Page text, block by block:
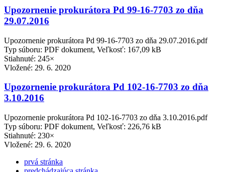
Upozornenie prokurátora Pd 99-16-7703 zo dňa
29.07.2016
Upozornenie prokurátora Pd 99-16-7703 zo dňa 29.07.2016.pdf
Typ súboru: PDF dokument, Veľkosť: 167,09 kB
Stiahnuté: 245×
Vložené: 29. 6. 2020
Upozornenie prokurátora Pd 102-16-7703 zo dňa
3.10.2016
Upozornenie prokurátora Pd 102-16-7703 zo dňa 3.10.2016.pdf
Typ súboru: PDF dokument, Veľkosť: 226,76 kB
Stiahnuté: 230×
Vložené: 29. 6. 2020
prvá stránka